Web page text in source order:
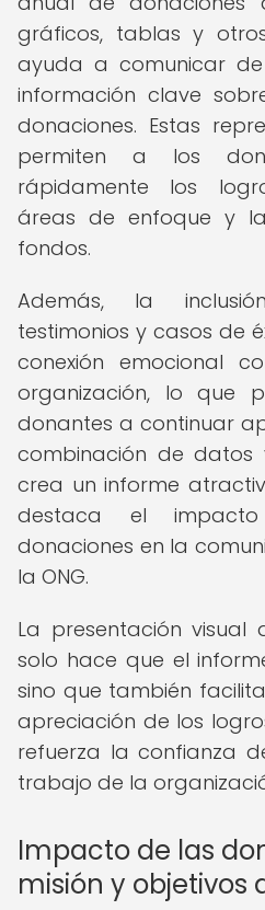
gráficos, tablas y
ayuda a comunicar
información clave
donaciones. Estas
permiten a los
rápidamente los
áreas de enfoque y
fondos.
Además, la
testimonios y casos de
conexión emocional
organización, lo que
donantes a continuar
combinación de datos
crea un informe
destaca el
donaciones en la
la ONG.
La presentación visual
solo hace que el
sino que también
apreciación de los
refuerza la confianza
trabajo de la
Impacto de las
misión y objetivos